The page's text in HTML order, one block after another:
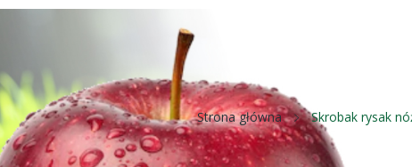
Strona główna Skrobak rysak